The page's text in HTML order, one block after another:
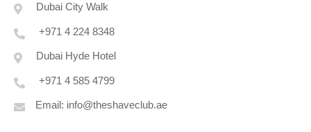
Dubai City Walk
+971 4 224 8348
Dubai Hyde Hotel
+971 4 585 4799
Email: info@theshaveclub.ae